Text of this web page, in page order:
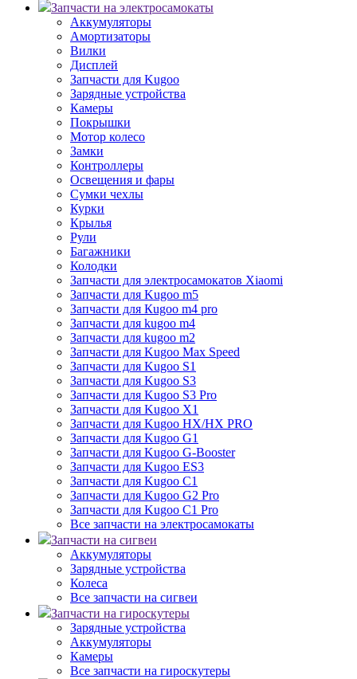
Запчасти на электросамокаты
Аккумуляторы
Амортизаторы
Вилки
Дисплей
Запчасти для Kugoo
Зарядные устройства
Камеры
Покрышки
Мотор колесо
Замки
Контроллеры
Освещения и фары
Сумки чехлы
Курки
Крылья
Рули
Багажники
Колодки
Запчасти для электросамокатов Xiaomi
Запчасти для Kugoo m5
Запчасти для Кugoo m4 pro
Запчасти для kugoo m4
Запчасти для kugoo m2
Запчасти для Kugoo Max Speed
Запчасти для Kugoo S1
Запчасти для Kugoo S3
Запчасти для Kugoo S3 Pro
Запчасти для Kugoo X1
Запчасти для Kugoo HX/HX PRO
Запчасти для Kugoo G1
Запчасти для Kugoo G-Booster
Запчасти для Kugoo ES3
Запчасти для Kugoo C1
Запчасти для Kugoo G2 Pro
Запчасти для Kugoo C1 Pro
Все запчасти на электросамокаты
Запчасти на сигвеи
Аккумуляторы
Зарядные устройства
Колеса
Все запчасти на сигвеи
Запчасти на гироскутеры
Зарядные устройства
Аккумуляторы
Камеры
Все запчасти на гироскутеры